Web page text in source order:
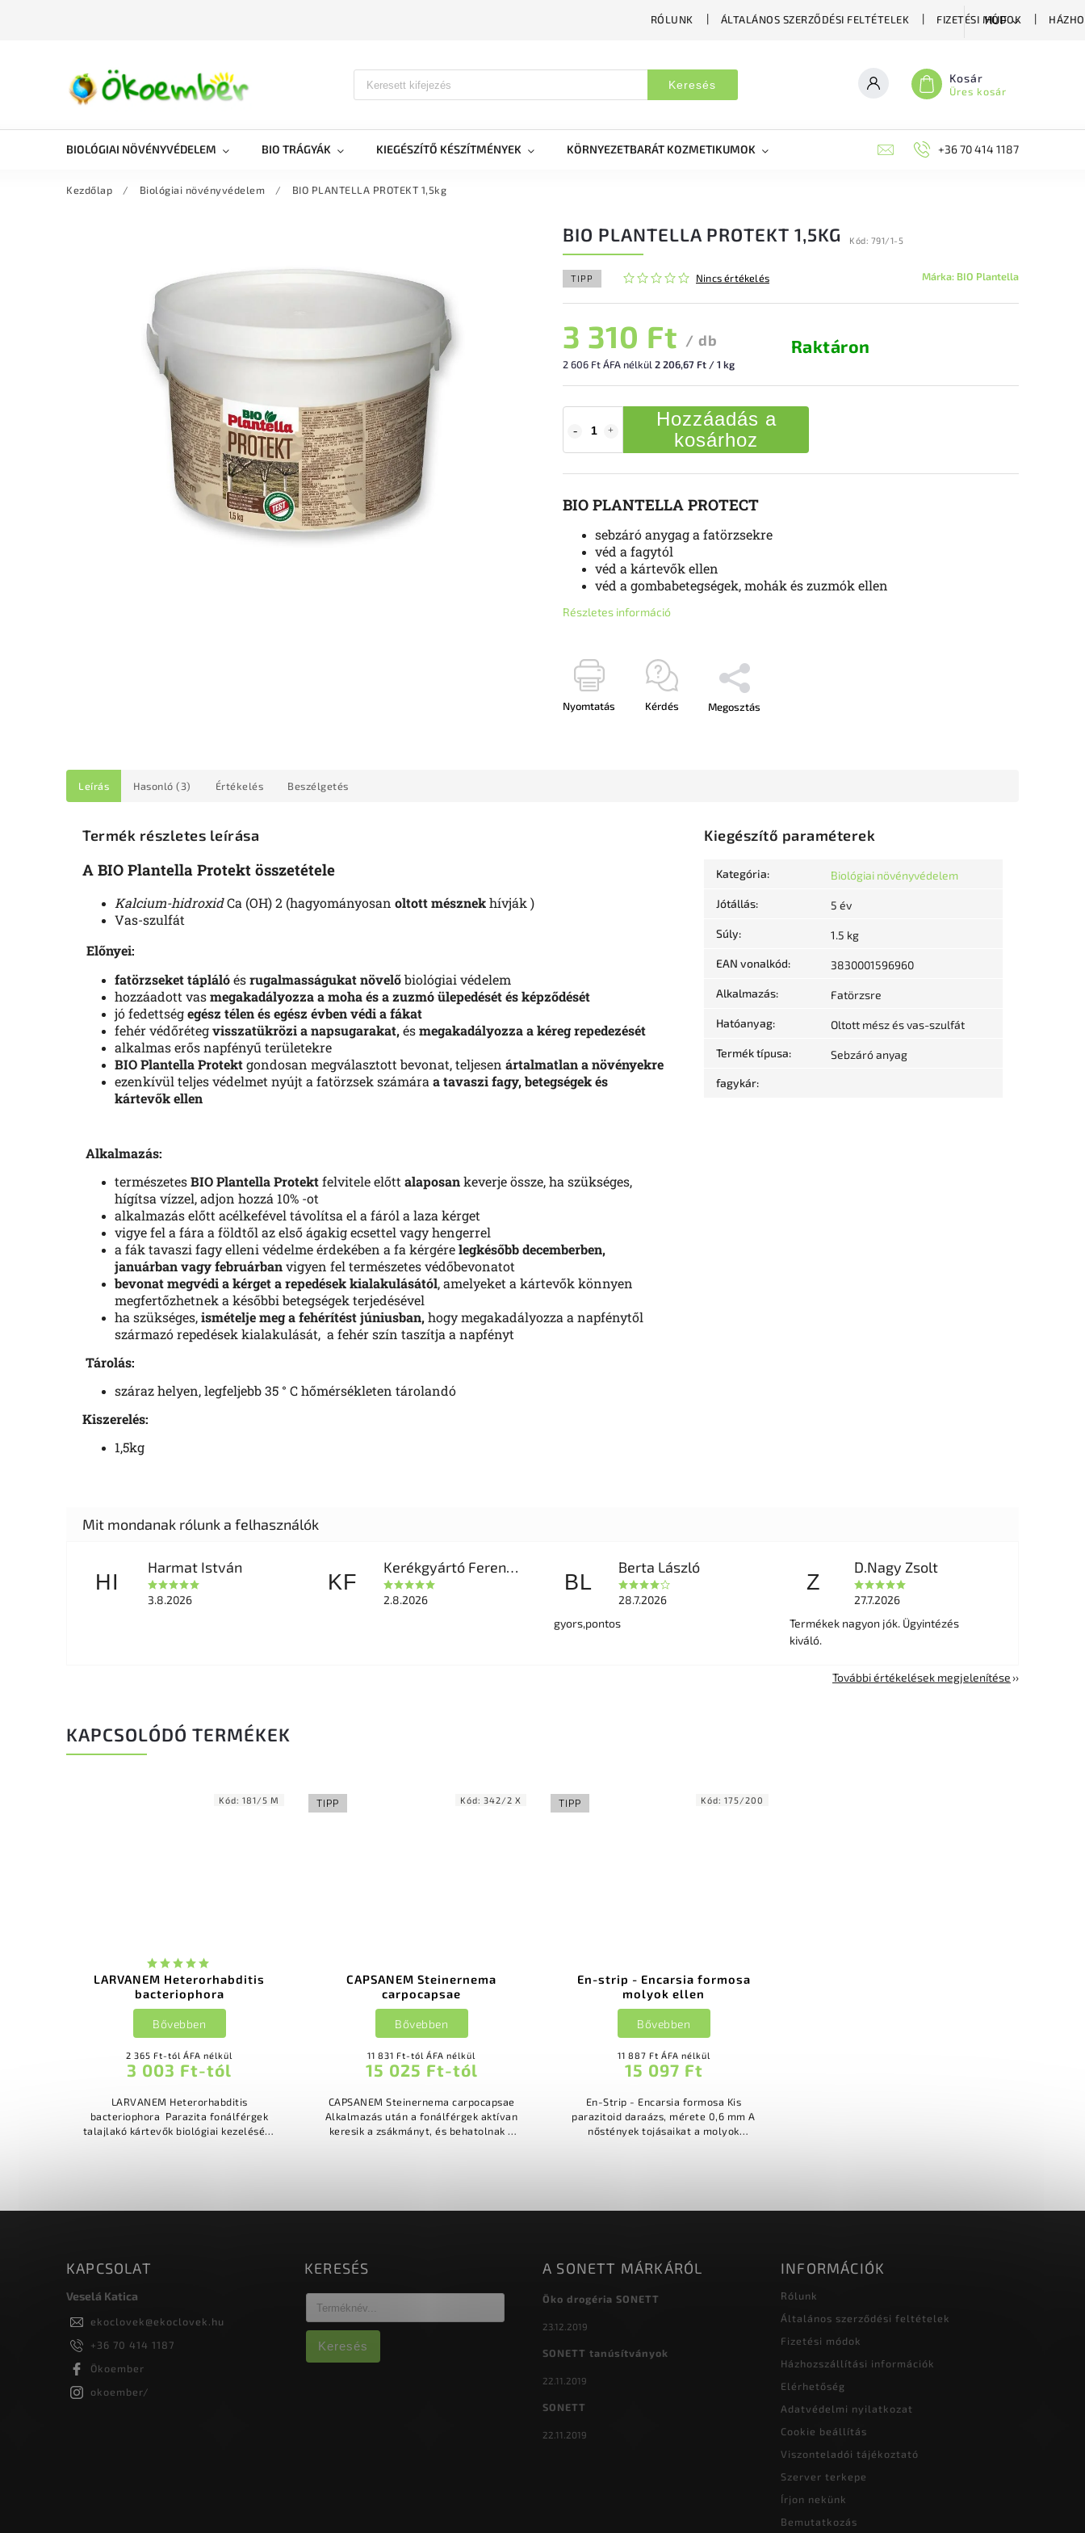
RÓLUNK ÁLTALÁNOS SZERZŐDÉSI FELTÉTELEK FIZETÉSI MÓDOK
HUF
Keresés Kosár
Üres kosár
BIOLÓGIAI NÖVÉNYVÉDELEM BIO TRÁGYÁK KIEGÉSZÍTŐ KÉSZÍTMÉNYEK KÖRNYEZETBARÁT KOZMETIKUMOK BLOG MÉHÉSZETI
+36 70 414 1187
Kezdőlap / Biológiai növényvédelem / BIO PLANTELLA PROTEKT 1,5kg
BIO PLANTELLA PROTEKT 1,5KG Kód: 791/1-5
TIPP Nincs értékelés Márka: BIO Plantella
3 310 Ft / db
2 606 Ft ÁFA nélkül 2 206,67 Ft / 1 kg
Raktáron
Hozzáadás a
kosárhoz
BIO PLANTELLA PROTECT
sebzáró anygag a fatörzsekre
véd a fagytól
véd a kártevők ellen
véd a gombabetegségek, mohák és zuzmók ellen
Részletes információ
Nyomtatás Kérdés Megosztás
Leírás Hasonló (3) Értékelés Beszélgetés
Termék részletes leírása
A BIO Plantella Protekt összetétele
Kalcium-hidroxidCa (OH) 2 (hagyományosan oltott mésznekhívják )
Vas-szulfát
Előnyei:
fatörzseket táplálóésrugalmasságukat növelőbiológiai védelem
hozzáadott vasmegakadályozza a moha és a zuzmó ülepedését és képződését
jó fedettségegész télen és egész évben védi a fákat
fehér védőrétegvisszatükrözi a napsugarakat,ésmegakadályozza a kéreg repedezését
alkalmas erős napfényű területekre
BIO Plantella Protektgondosan megválasztott bevonat, teljesen ártalmatlan a növényekre
ezenkívül teljes védelmet nyújt a fatörzsek számára a tavaszi fagy, betegségek és
kártevők ellen
Alkalmazás:
természetesBIO Plantella Protektfelvitele előtt alaposankeverje össze,ha szükséges,
hígítsa vízzel, adjon hozzá 10% -ot
alkalmazás előtt acélkefével távolítsa el a fáról a laza kérget
vigye fel a fára a földtől az első ágakig ecsettel vagy hengerrel
a fák tavaszi fagy elleni védelme érdekében a fa kérgérelegkésőbb decemberben,
januárban vagy februárbanvigyen fel természetes védőbevonatot
bevonat megvédi a kérget a repedések kialakulásától, amelyeket a kártevők könnyen
megfertőzhetnek a későbbi betegségek terjedésével
ha szükséges,ismételje meg a fehérítést júniusban,hogy megakadályozza a napfénytől
származó repedések kialakulását, a fehér szín taszítja a napfényt
Tárolás:
száraz helyen, legfeljebb 35 ° C hőmérsékleten tárolandó
Kiszerelés:
1,5kg
Kiegészítő paraméterek
Kategória: Biológiai növényvédelem
Jótállás: 5 év
Súly: 1.5 kg
EAN vonalkód: 3830001596960
Alkalmazás: Fatörzsre
Hatóanyag: Oltott mész és vas-szulfát
Termék típusa: Sebzáró anyag
fagykár:
HI
Harmat István
3.8.2026
KF
Kerékgyártó Ferencné
2.8.2026
BL
Berta László
28.7.2026
gyors,pontos
Z
D.Nagy Zsolt
27.7.2026
Termékek nagyon jók. Ügyintézés
kiváló.
További értékelések megjelenítése
KAPCSOLÓDÓ TERMÉKEK
LARVANEM Heterorhabditis
bacteriophora
2 365 Ft-tól ÁFA nélkül
3 003 Ft-tól
Bővebben
LARVANEM Heterorhabditis
bacteriophora Parazita fonálférgek
talajlakó kártevők biológiai kezelésére
Kód: 181/5 M TIPP
CAPSANEM Steinernema
carpocapsae
11 831 Ft-tól ÁFA nélkül
15 025 Ft-tól
Bővebben
CAPSANEM Steinernema carpocapsae
Alkalmazás után a fonálférgek aktívan
keresik a zsákmányt, és behatolnak a
Kód: 342/2 X TIPP
En-strip - Encarsia formosa
molyok ellen
11 887 Ft ÁFA nélkül
15 097 Ft
Bővebben
En-Strip - Encarsia formosa Kis
parazitoid daraázs, mérete 0,6 mm A
nőstények tojásaikat a molyok
Kód: 175/200
KAPCSOLAT
Veselá Katica
ekoclovek@ekoclovek.hu
+36 70 414 1187
Ökoember
okoember/
KERESÉS
Keresés
A SONETT MÁRKÁRÓL
Öko drogéria SONETT
23.12.2019
SONETT tanúsítványok
22.11.2019
SONETT
22.11.2019
INFORMÁCIÓK
Rólunk
Általános szerződési feltételek
Fizetési módok
Házhozszállítási információk
Elérhetőség
Adatvédelmi nyilatkozat
Cookie beállítás
Viszonteladói tájékoztató
Szerver terkepe
Írjon nekünk
Bemutatkozás